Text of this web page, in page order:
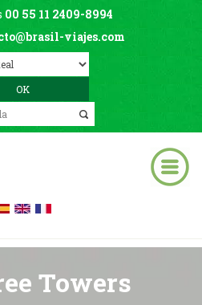
00 55 11 2409-8994
viajes.com
Towers